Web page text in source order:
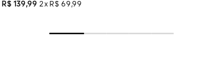
R$ 139,99 2 R$ 69 ,99